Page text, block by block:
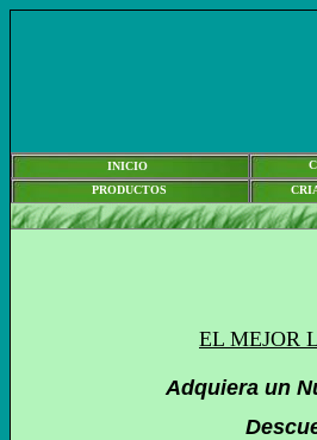
INICIO
PRODUCTOS
EL MEJOR
Adquiera un